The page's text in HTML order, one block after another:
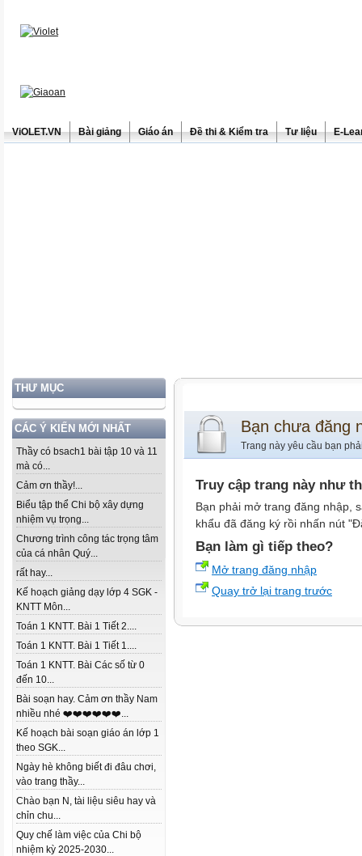
ViOLET.VN Bài giảng Giáo án Đề thi & Kiểm tra Tư liệu E-
THƯ MỤC
CÁC Ý KIẾN MỚI NHẤT
Thầy có bsach1 bài tập 10 và 11
mà có...
Cảm ơn thầy!...
Biểu tập thể Chi bộ xây dựng
nhiệm vụ trọng...
Chương trình công tác trọng tâm
của cá nhân Quý...
rất hay...
Kế hoạch giảng dạy lớp 4 SGK -
KNTT Môn...
Toán 1 KNTT. Bài 1 Tiết 2....
Toán 1 KNTT. Bài 1 Tiết 1....
Toán 1 KNTT. Bài Các số từ 0
đến 10...
Bài soạn hay. Cảm ơn thầy Nam
nhiều nhé ❤️❤️❤️❤️❤️❤️...
Kế hoạch bài soạn giáo án lớp 1
theo SGK...
Ngày hè không biết đi đâu chơi,
vào trang thầy...
Chào bạn N, tài liệu siêu hay và
chỉn chu...
Quy chế làm việc của Chi bộ
nhiệm kỳ 2025-2030...
Bạn chưa đăng
Trang này yêu cầu bạn
Truy cập trang này như
Bạn phải mở trang đăng nhập,
khẩu đã đăng ký rồi nhấn nút
Bạn làm gì tiếp theo?
Mở trang đăng nhập
Quay trở lại trang trước